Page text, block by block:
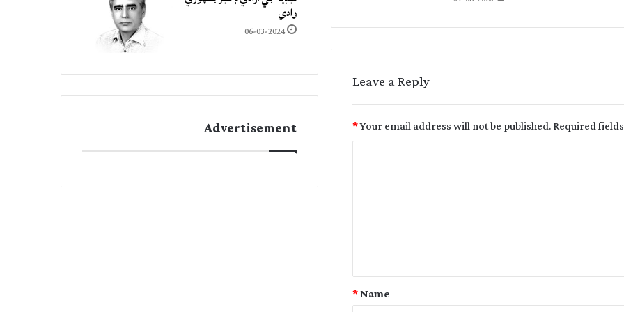
Leave a Reply
Your email address will not be published.Required
*
Name
*
وادي
06-03-2024
Advertisement